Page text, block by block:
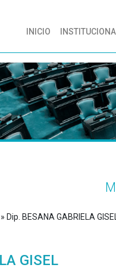
INICIO (CURRENT)
» Dip. BESANA GABRIELA
GISEL